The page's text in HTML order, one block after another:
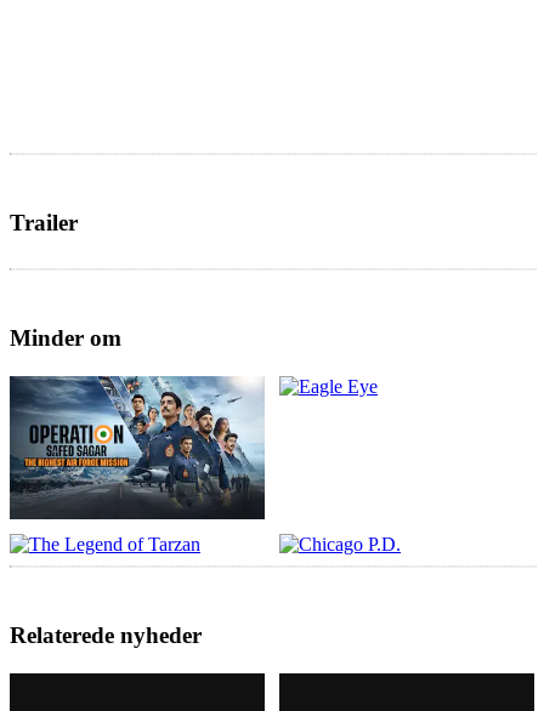
Trailer
Minder om
Relaterede nyheder